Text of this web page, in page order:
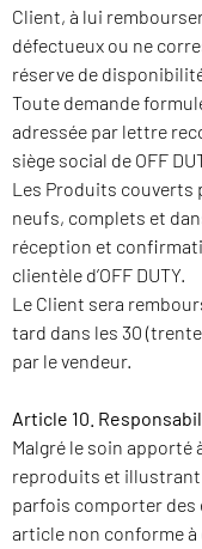
Client, à lui
défectueux ou ne
réserve de
Toute demande
adressée par lettre
siège social de OFF
Les Produits couverts
neufs, complets et
réception et
clientèle d’OFF DUTY.
Le Client sera
tard dans les 30
par le vendeur.
Article 10.
Malgré le soin
reproduits et
parfois comporter des
article non conforme à